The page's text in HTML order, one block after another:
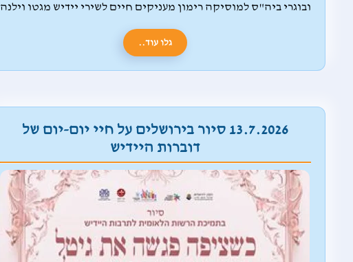
ובוגרי ביה"ס למוסיקה רימון מעניקים חיים לשירי יידיש מגטו וילנה
גלו עוד..
13.7.2026 סיור בירושלים על חיי יום-יום של
דוברות היידיש